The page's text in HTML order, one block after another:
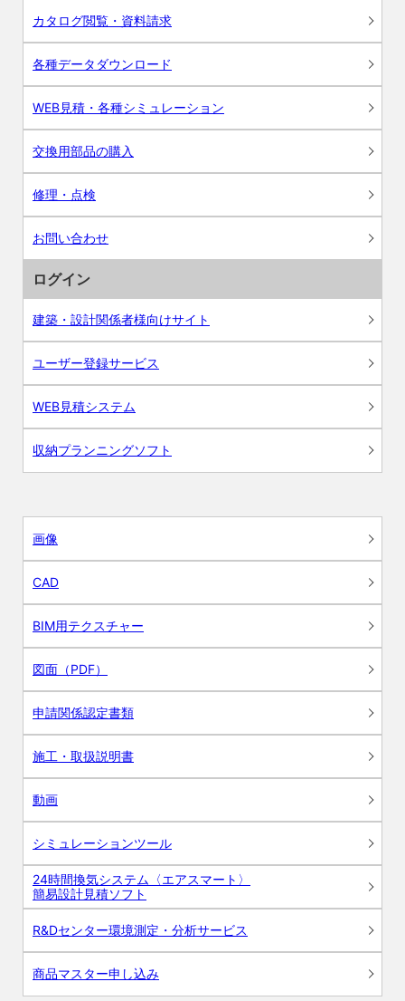
カタログ閲覧・資料請求
各種データダウンロード
WEB見積・各種シミュレーション
交換用部品の購入
修理・点検
お問い合わせ
ログイン
建築・設計関係者様向けサイト
ユーザー登録サービス
WEB見積システム
収納プランニングソフト
画像
CAD
BIM用テクスチャー
図面（PDF）
申請関係認定書類
施工・取扱説明書
動画
シミュレーションツール
24時間換気システム〈エアスマート〉
簡易設計見積ソフト
R&Dセンター環境測定・分析サービス
商品マスター申し込み